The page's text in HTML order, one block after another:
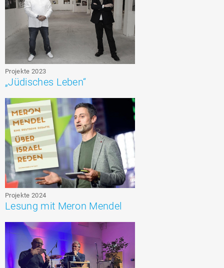
Projekte 2023
„Jüdisches Leben“
Projekte 2024
Lesung mit Meron Mendel